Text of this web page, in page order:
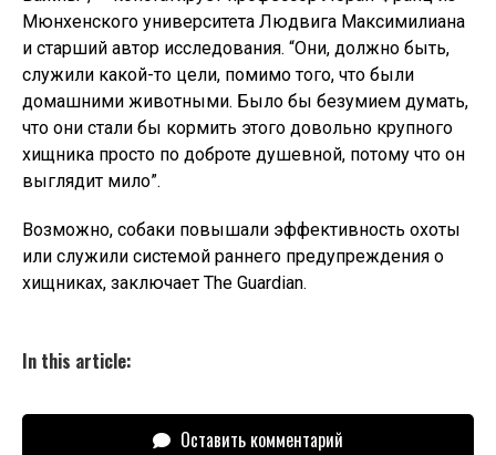
Мюнхенского университета Людвига Максимилиана
и старший автор исследования. “Они, должно быть,
служили какой-то цели, помимо того, что были
домашними животными. Было бы безумием думать,
что они стали бы кормить этого довольно крупного
хищника просто по доброте душевной, потому что он
выглядит мило”.
Возможно, собаки повышали эффективность охоты
или служили системой раннего предупреждения о
хищниках, заключает The Guardian.
In this article:
Оставить комментарий